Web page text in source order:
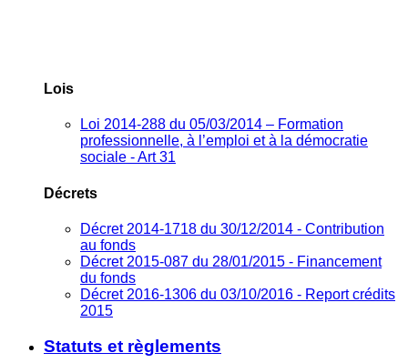
Lois
Loi 2014-288 du 05/03/2014 – Formation
professionnelle, à l’emploi et à la démocratie
sociale - Art 31
Décrets
Décret 2014-1718 du 30/12/2014 - Contribution
au fonds
Décret 2015-087 du 28/01/2015 - Financement
du fonds
Décret 2016-1306 du 03/10/2016 - Report crédits
2015
Statuts et règlements